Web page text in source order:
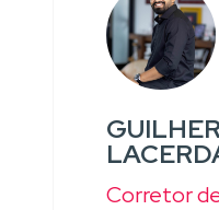
Corretor